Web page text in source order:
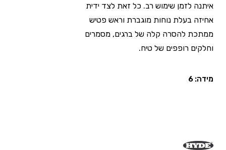
איתנה לזמן שימוש רב. כל זאת לצד ידית
אחיזה בעלת נוחות מוגברת וראש פטיש
ממתכת להסרה קלה של ברגים, מסמרים
וחלקים רופפים של טיח.
מידה: 6